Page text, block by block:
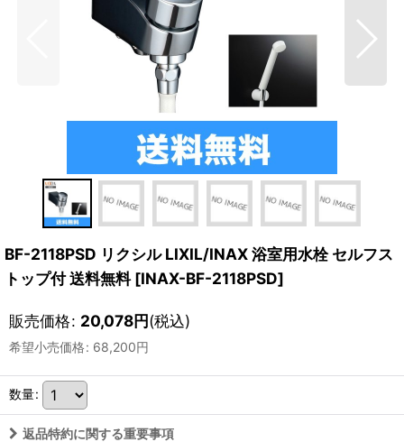
BF-2118PSD リクシル LIXIL/INAX 浴室用水栓 セルフス
トップ付 送料無料 [INAX-BF-2118PSD]
販売価格: 20,078円(税込)
希望小売価格: 68,200円
数量:
返品特約に関する重要事項